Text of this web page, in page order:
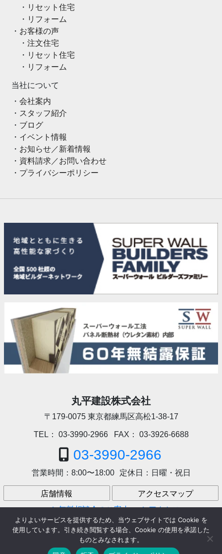
リセット住宅
リフォーム
お客様の声
注文住宅
リセット住宅
リフォーム
当社について
会社案内
スタッフ紹介
ブログ
イベント情報
お知らせ／新着情報
資料請求／お問い合わせ
プライバシーポリシー
丸平建設株式会社
〒179-0075 東京都練馬区高松1-38-17
TEL： 03-3990-2966 FAX： 03-3926-6688
03-3990-2966
営業時間： 8:00〜18:00 定休日： 日曜・祝日
店舗情報
アクセスマップ
無料相談会のご案内
アクセス
よりよいサービスを提供するため、当ウェブサイトでは Cookie を
使用しています。引き続き閲覧する場合、Cookie の使用を承諾した
ものとみなされます。